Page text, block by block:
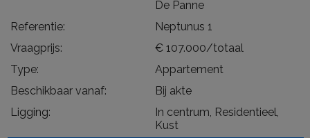
De Panne
Referentie:
Neptunus 1
Vraagprijs:
€ 107.000/totaal
Type:
Appartement
Beschikbaar vanaf:
Bij akte
Ligging:
In centrum, Residentieel,
Kust